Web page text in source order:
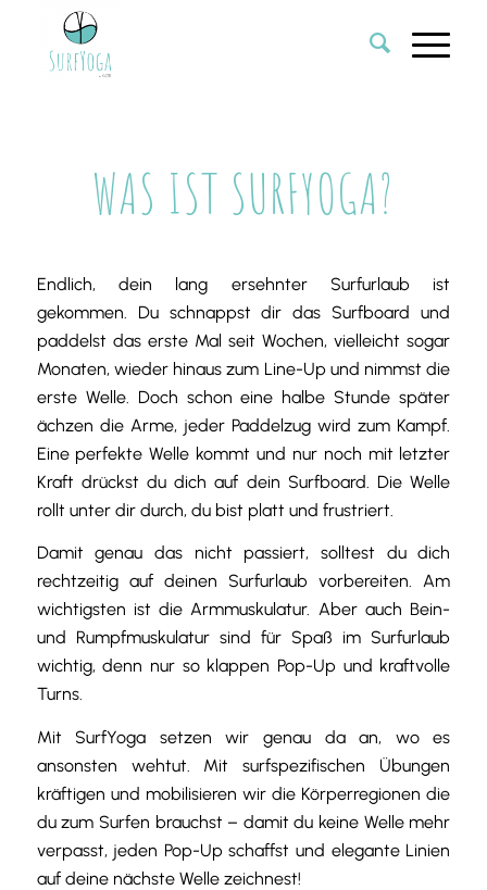
WAS IST SURFYOGA?
Endlich, dein lang ersehnter Surfurlaub ist
gekommen. Du schnappst dir das Surfboard und
paddelst das erste Mal seit Wochen, vielleicht sogar
Monaten, wieder hinaus zum Line-Up und nimmst die
erste Welle. Doch schon eine halbe Stunde später
ächzen die Arme, jeder Paddelzug wird zum Kampf.
Eine perfekte Welle kommt und nur noch mit letzter
Kraft drückst du dich auf dein Surfboard. Die Welle
rollt unter dir durch, du bist platt und frustriert.
Damit genau das nicht passiert, solltest du dich
rechtzeitig auf deinen Surfurlaub vorbereiten. Am
wichtigsten ist die Armmuskulatur. Aber auch Bein-
und Rumpfmuskulatur sind für Spaß im Surfurlaub
wichtig, denn nur so klappen Pop-Up und kraftvolle
Turns.
Mit SurfYoga setzen wir genau da an, wo es
ansonsten wehtut. Mit surfspezifischen Übungen
kräftigen und mobilisieren wir die Körperregionen die
du zum Surfen brauchst – damit du keine Welle mehr
verpasst, jeden Pop-Up schaffst und elegante Linien
auf deine nächste Welle zeichnest!